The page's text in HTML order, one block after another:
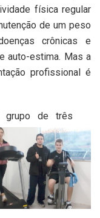
física regular
de um peso
crônicas e
auto-estima. Mas a
profissional é
de três